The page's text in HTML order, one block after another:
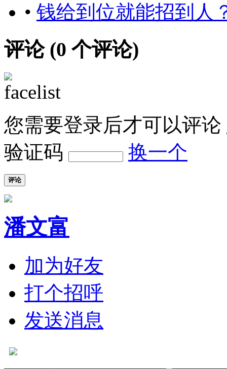
• 钱给到位就能招到人
评论 (0 个评论)
您需要登录后才可以评论
验证码
换一个
评论
潘文富
加为好友
打个招呼
发送消息